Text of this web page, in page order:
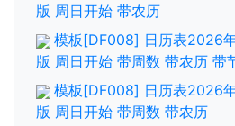
版 周日开始 带农历
模板[DF008] 日历表2026
版 周日开始 带周数 带农历 带
模板[DF008] 日历表2026
版 周日开始 带周数 带农历